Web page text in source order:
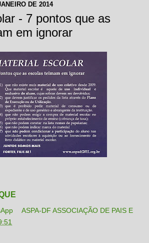
DE 2014
- 7 pontos que as
em ignorar
ASPA-DF ASSOCIAÇÃO DE PAIS E